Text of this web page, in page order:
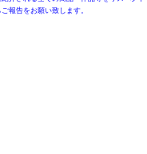
報告をお願い致します。